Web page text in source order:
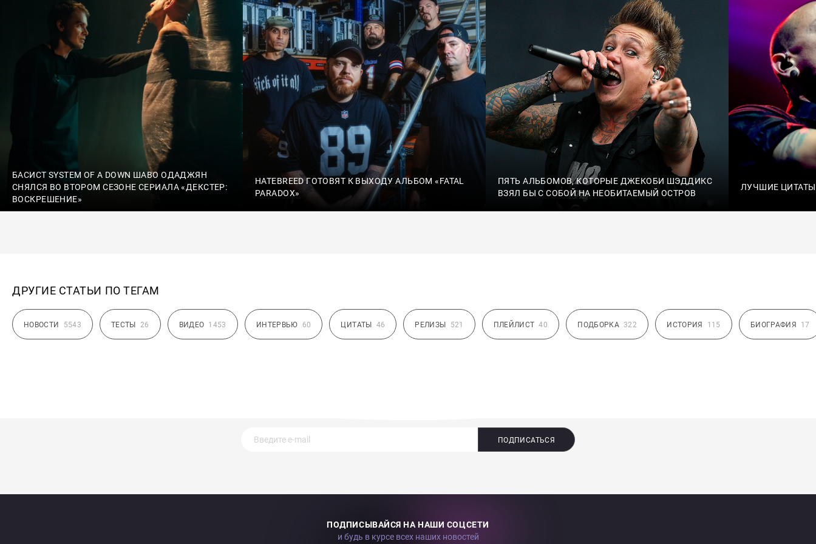
БАСИСТ SYSTEM OF A DOWN ШАВО ОДАДЖЯН
СНЯЛСЯ ВО ВТОРОМ СЕЗОНЕ СЕРИАЛА «ДЕКСТЕР:
ВОСКРЕШЕНИЕ»
HATEBREED ГОТОВЯТ К ВЫХОДУ АЛЬБОМ «FATAL
PARADOX»
ПЯТЬ АЛЬБОМОВ, КОТОРЫЕ ДЖЕКОБИ ШЭДДИКС
ВЗЯЛ БЫ С СОБОЙ НА НЕОБИТАЕМЫЙ ОСТРОВ
ЛУЧШИЕ
ДРУГИЕ СТАТЬИ ПО ТЕГАМ
НОВОСТИ 5543 ТЕСТЫ 26 ВИДЕО 1453 ИНТЕРВЬЮ 60 ЦИТАТЫ 46 РЕЛИЗЫ 521 ПЛЕЙЛИСТ 40 ПОДБОРКА 322 ИСТОРИЯ 115 БИОГРАФИЯ 17
ПОДПИСАТЬСЯ
ПОДПИСЫВАЙСЯ НА НАШИ СОЦСЕТИ
и будь в курсе всех наших новостей